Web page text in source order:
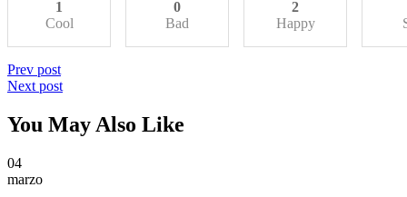
1
Cool
0
Bad
2
Happy
Prev post
Next post
You May Also Like
04
marzo